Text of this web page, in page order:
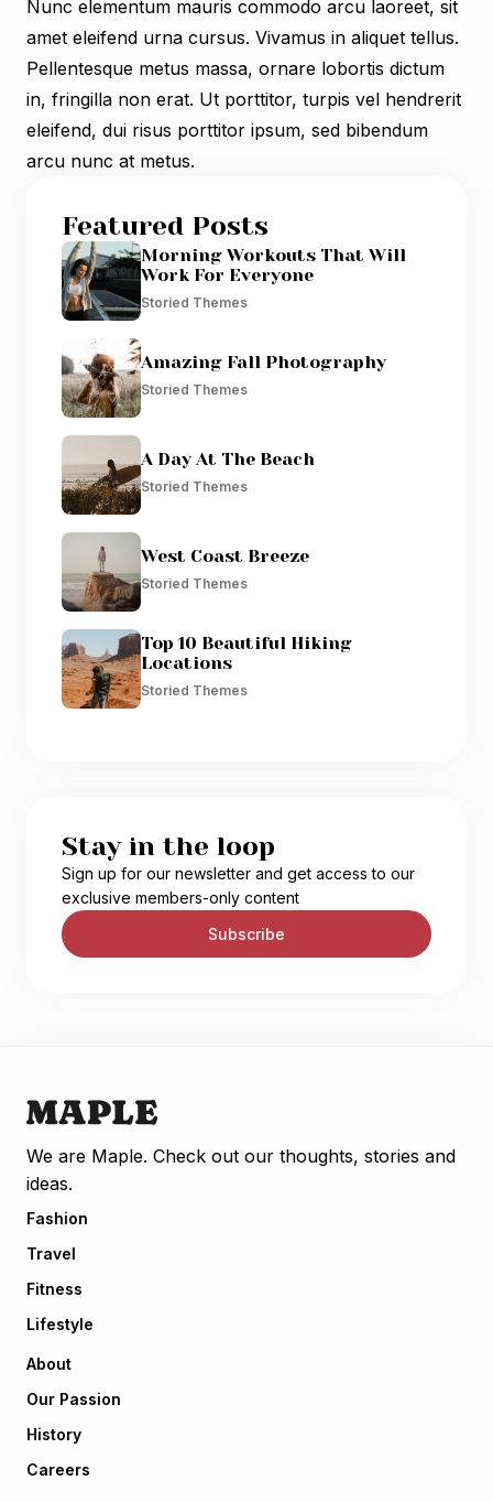
Nunc elementum mauris commodo arcu laoreet, sit
amet eleifend urna cursus. Vivamus in aliquet tellus.
Pellentesque metus massa, ornare lobortis dictum
in, fringilla non erat. Ut porttitor, turpis vel hendrerit
eleifend, dui risus porttitor ipsum, sed bibendum
arcu nunc at metus.
Featured Posts
Morning Workouts That Will
Work For Everyone
Storied Themes
Amazing Fall Photography
Storied Themes
A Day At The Beach
Storied Themes
West Coast Breeze
Storied Themes
Top 10 Beautiful Hiking
Locations
Storied Themes
Stay in the loop
Sign up for our newsletter and get access to our
exclusive members-only content
Subscribe
We are Maple. Check out our thoughts, stories and
ideas.
Fashion
Travel
Fitness
Lifestyle
About
Our Passion
History
Careers